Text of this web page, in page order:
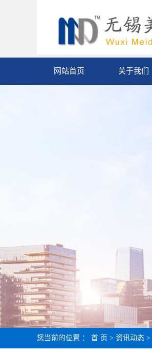
网站首页 关于我们
您当前的位置 ： 首 页 > 资讯动态 >